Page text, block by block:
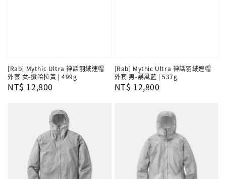
[Rab] Mythic Ultra 神話羽絨連帽
外套 女-撒哈拉黃 | 499g
Regular
NT$ 12,800
[Rab] Mythic Ultra 神話羽絨連帽
外套 男-暴風藍 | 537g
Regular
NT$ 12,800